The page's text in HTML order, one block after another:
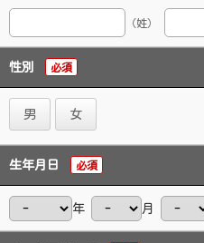
（姓）
性別 必須
男 女
生年月日 必須
年 月